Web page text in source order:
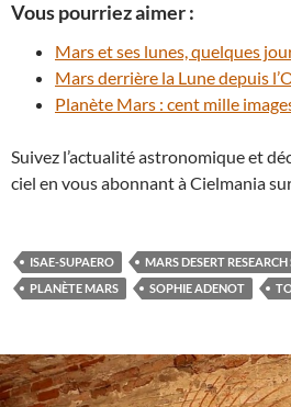
Vous pourriez aimer :
Mars et ses lunes, quelques
Mars derrière la Lune depuis
Planète Mars : cent mille
Suivez l’actualité astronomique et
ciel en vous abonnant à Cielmania
ISAE-SUPAERO MARS DESERT
PLANÈTE MARS
SOPHIE ADENOT